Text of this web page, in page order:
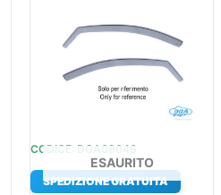
ESAURITO
CODICE: DGA09046
SPEDIZIONE GRATUITA
€73,81.€53,39.